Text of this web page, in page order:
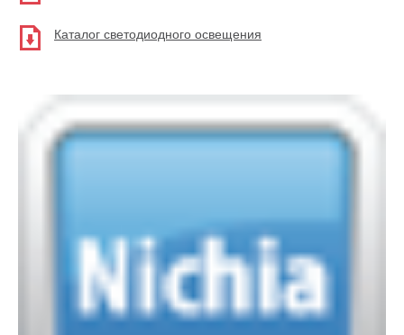
Каталог светодиодного освещения